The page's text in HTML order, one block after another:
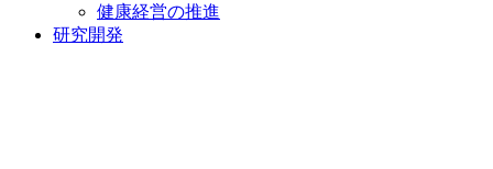
健康経営の推進
研究開発